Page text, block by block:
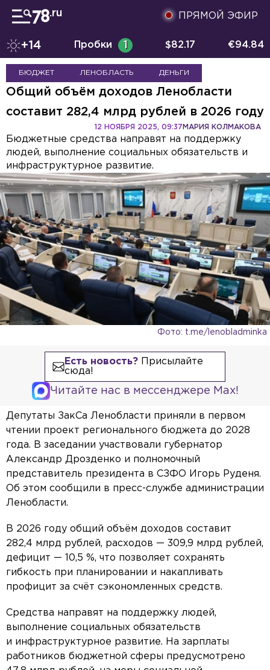
ПРЯМОЙ ЭФИР
+14 Пробки 1 $82.17 €94.84
БЮДЖЕТ ЛЕНОБЛАСТЬ ДЕНЬГИ
Общий объём доходов Ленобласти
составит 282,4 млрд рублей в 2026 году
МАРИЯ КОЛМАКОВА
12 НОЯБРЯ 2025, 09:37
Бюджетные средства направят на поддержку
людей, выполнение социальных обязательств и
инфраструктурное развитие.
Фото: t.me/lenobladminka
Есть новость?Присылайте
сюда!
Читайте нас в мессенджере Max!
Депутаты ЗакСа Ленобласти приняли в первом
чтении проект регионального бюджета до 2028
года. В заседании участвовали губернатор
Александр Дрозденко и полномочный
представитель президента в СЗФО Игорь Руденя.
Об этом сообщили в пресс-службе администрации
Ленобласти.
В 2026 году общий объём доходов составит
282,4 млрд рублей, расходов — 309,9 млрд рублей,
дефицит — 10,5 %, что позволяет сохранять
гибкость при планировании и накапливать
профицит за счёт сэкономленных средств.
Средства направят на поддержку людей,
выполнение социальных обязательств
и инфраструктурное развитие. На зарплаты
работников бюджетной сферы предусмотрено